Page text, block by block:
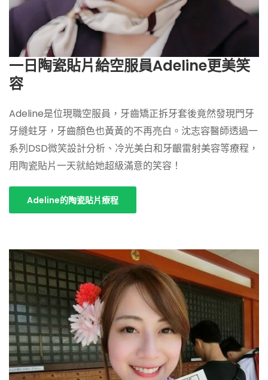
一日陶瓷貼片給空服員Adeline更美笑
容
Adeline是位現職空服員，牙齒矯正拆牙套後竟然發現門牙
牙縫蛀牙，牙齒顏色也黃黃的不再亮白。沈志容醫師透過一
系列DSD微笑設計分析、冷光美白和牙齦雷射美容等療程，
用陶瓷貼片一天就給她超級滿意的笑容！
Adeline的陶瓷貼片療程